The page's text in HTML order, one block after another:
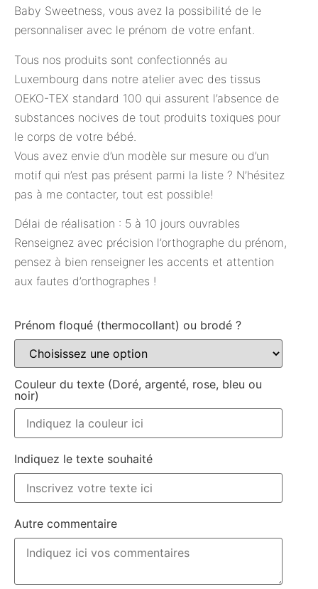
Baby Sweetness, vous avez la possibilité de le
personnaliser avec le prénom de votre enfant.
Tous nos produits sont confectionnés au
Luxembourg dans notre atelier avec des tissus
OEKO-TEX standard 100 qui assurent l’absence de
substances nocives de tout produits toxiques pour
le corps de votre bébé.
Vous avez envie d’un modèle sur mesure ou d’un
motif qui n’est pas présent parmi la liste ? N’hésitez
pas à me contacter, tout est possible!
Délai de réalisation : 5 à 10 jours ouvrables
Renseignez avec précision l’orthographe du prénom,
pensez à bien renseigner les accents et attention
aux fautes d’orthographes !
Prénom floqué (thermocollant) ou brodé ?
Couleur du texte (Doré, argenté, rose, bleu ou
noir)
Indiquez le texte souhaité
Autre commentaire